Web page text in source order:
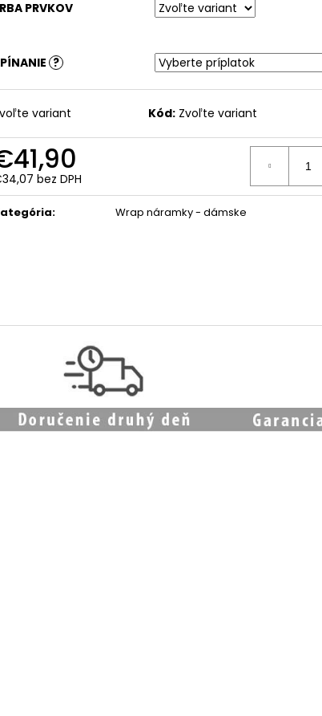
PRVKOV
?
variant Kód: Zvoľte variant
bez DPH
: Wrap náramky - dámske